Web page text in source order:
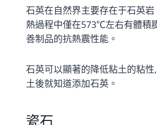
石英在自然界主要存在于石英
熱過程中僅在573℃左右有體積
善制品的抗熱震性能。
石英可以顯著的降低粘土的粘
土後就知道添加石英。
瓷石